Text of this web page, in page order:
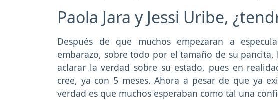
Paola Jara y Jessi Uribe,
Después de que muchos empezaran a
embarazo, sobre todo por el tamaño de su pancita,
aclarar la verdad sobre su estado, pues en
cree, ya con 5 meses. Ahora a pesar de que ya
verdad es que muchos esperaban como tal una